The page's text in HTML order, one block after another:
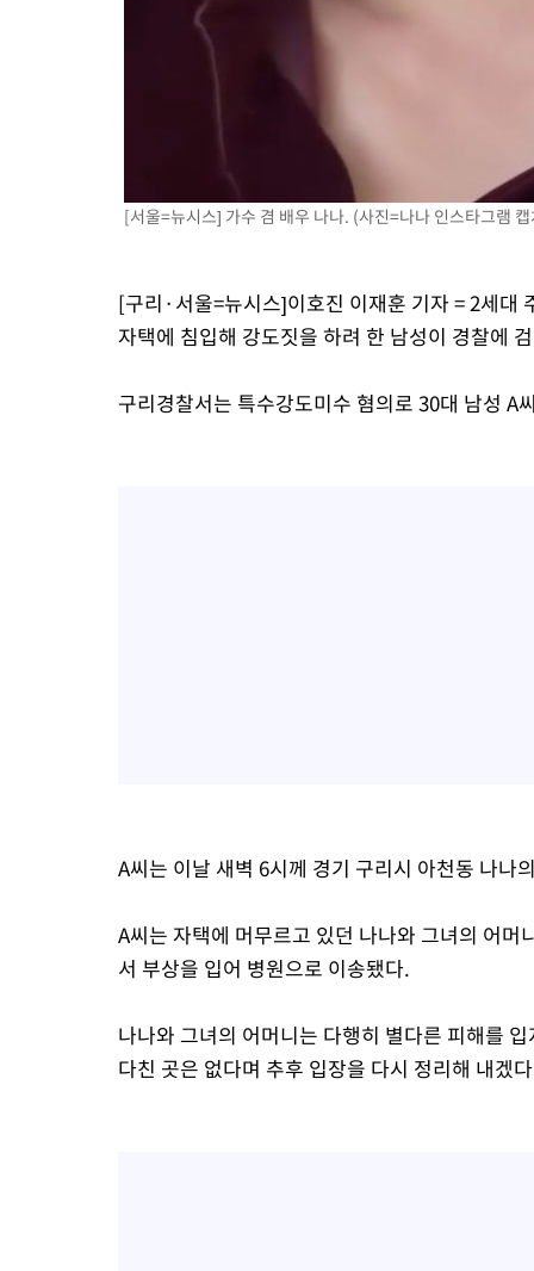
[서울=뉴시스] 가수 겸 배우 나나. (사진=나나 인스타그램
[구리·서울=뉴시스]이호진 이재훈 기자 = 2세
자택에 침입해 강도짓을 하려 한 남성이 경찰에
구리경찰서는 특수강도미수 혐의로 30대 남성 A
A씨는 이날 새벽 6시께 경기 구리시 아천동 나나
A씨는 자택에 머무르고 있던 나나와 그녀의 어
서 부상을 입어 병원으로 이송됐다.
나나와 그녀의 어머니는 다행히 별다른 피해를
다친 곳은 없다며 추후 입장을 다시 정리해 내겠